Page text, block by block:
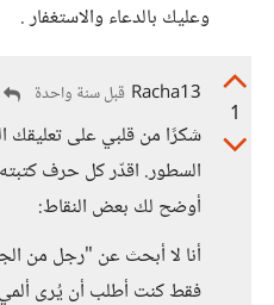
وعليك بالدعاء والاستغفار .
1
Racha13 قبل سنة واحدة
شكرًا من قلبي على تعليقك
السطور. اقدّر كل حرف
أوضح لك بعض النقاط:
أنا لا أبحث عن "رجل من
فقط كنت أطلب أن يُرى